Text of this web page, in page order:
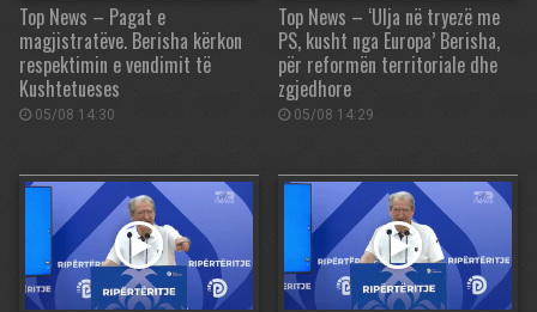
Top News – Pagat e
magjistratëve. Berisha kërkon
respektimin e vendimit të
Kushtetueses
05/08 14:30
Top News – ‘Ulja në tryezë me
PS, kusht nga Europa’ Berisha,
për reformën territoriale dhe
zgjedhore
05/08 14:29